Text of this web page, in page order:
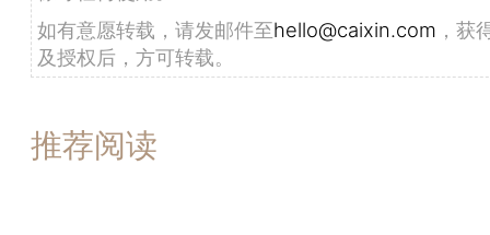
如有意愿转载，请发邮件至hello@caixin.com ，获
及授权后，方可转载。
推荐阅读